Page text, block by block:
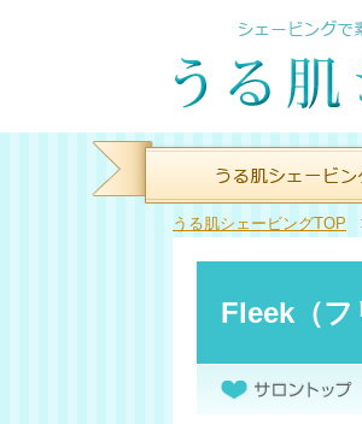
うる肌シェービングTOP
Fleek（フ